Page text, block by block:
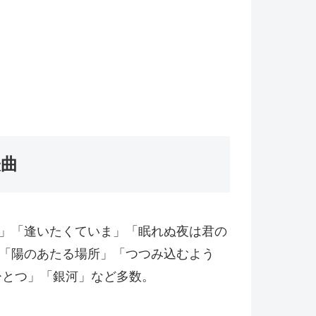
「逢いたくていま」「眠れぬ夜は君の
陽のあたる場所」「つつみ込むよう
つ」「銀河」など多数。